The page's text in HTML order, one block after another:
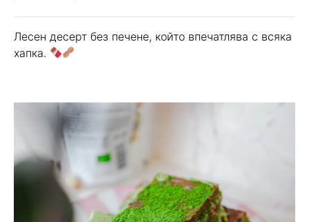
Лесен десерт без печене, който впечатлява с всяка
хапка.